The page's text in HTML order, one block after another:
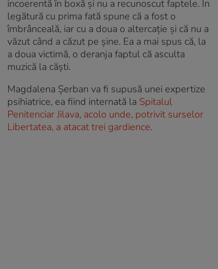
incoerentă în boxă și nu a recunoscut faptele. În
legătură cu prima fată spune că a fost o
îmbrânceală, iar cu a doua o altercație și că nu a
văzut când a căzut pe șine. Ea a mai spus că, la
a doua victimă, o deranja faptul că asculta
muzică la căști.
Magdalena Şerban va fi supusă unei expertize
psihiatrice, ea fiind internată la Spitalul
Penitenciar Jilava, acolo unde, potrivit surselor
Libertatea, a atacat trei gardience.